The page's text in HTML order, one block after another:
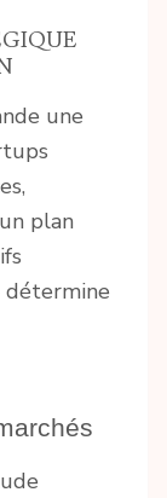
une
plan
détermine